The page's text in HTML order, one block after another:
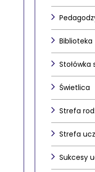
Biblioteka
Stołówka
Świetlica
Strefa
Strefa
Sukcesy